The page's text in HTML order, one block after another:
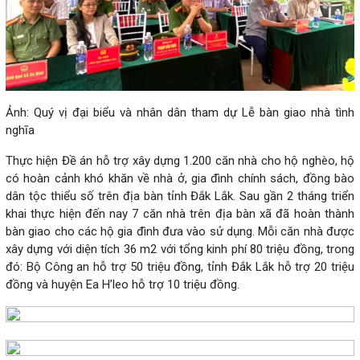
Ảnh: Quý vị đại biểu và nhân dân tham dự Lễ bàn giao nhà tình
nghĩa
Thực hiện Đề án hỗ trợ xây dựng 1.200 căn nhà cho hộ nghèo, hộ
có hoàn cảnh khó khăn về nhà ở, gia đình chính sách, đồng bào
dân tộc thiểu số trên địa bàn tỉnh Đắk Lắk. Sau gần 2 tháng triển
khai thực hiện đến nay 7 căn nhà trên địa bàn xã đã hoàn thành
bàn giao cho các hộ gia đình đưa vào sử dụng. Mỗi căn nhà được
xây dựng với diện tích 36 m2 với tổng kinh phí 80 triệu đồng, trong
đó: Bộ Công an hỗ trợ 50 triệu đồng, tỉnh Đắk Lắk hỗ trợ 20 triệu
đồng và huyện Ea H’leo hỗ trợ 10 triệu đồng.